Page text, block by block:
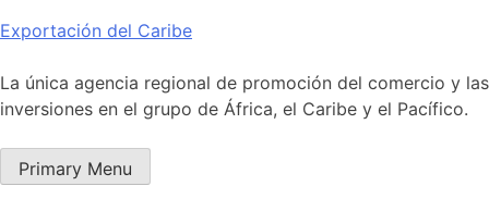
Skip
content
Exportación del Caribe
La única agencia regional de promoción del comercio y las
inversiones en el grupo de África, el Caribe y el Pacífico.
Primary Menu